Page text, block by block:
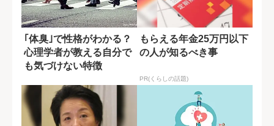
｢体臭｣で性格がわかる？
心理学者が教える自分で
も気づけない特徴
もらえる年金25万円以下
の人が知るべき事
PR(くらしの話題)